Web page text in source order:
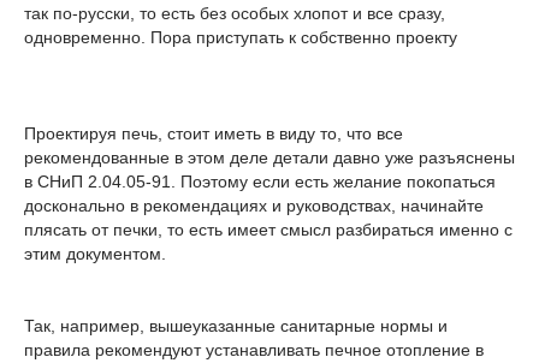
так по-русски, то есть без особых хлопот и все сразу,
одновременно. Пора приступать к собственно проекту
Проектируя печь, стоит иметь в виду то, что все
рекомендованные в этом деле детали давно уже разъяснены
в СНиП 2.04.05-91. Поэтому если есть желание покопаться
досконально в рекомендациях и руководствах, начинайте
плясать от печки, то есть имеет смысл разбираться именно с
этим документом.
Так, например, вышеуказанные санитарные нормы и
правила рекомендуют устанавливать печное отопление в